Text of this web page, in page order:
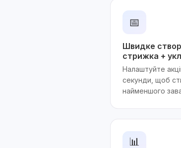
📅
Швидке
стрижка +
Налаштуйте
секунди, щоб
найменшого
📊